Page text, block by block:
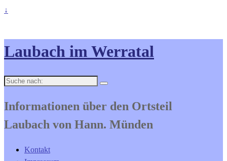
↓
Laubach im Werratal
Suche
Informationen über den Ortsteil
Laubach von Hann. Münden
Kontakt